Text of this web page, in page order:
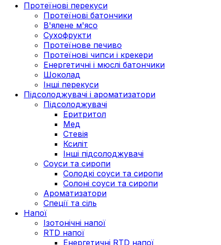
Протеїнові перекуси
Протеїнові батончики
В'ялене м'ясо
Сухофрукти
Протеїнове печиво
Протеїнові чипси і крекери
Енергетичні і мюслі батончики
Шоколад
Інші перекуси
Підсолоджувачі і ароматизатори
Підсолоджувачі
Еритритол
Мед
Стевія
Ксиліт
Інші підсолоджувачі
Соуси та сиропи
Солодкі соуси та сиропи
Солоні соуси та сиропи
Ароматизатори
Спеції та сіль
Напої
Ізотонічні напої
RTD напої
Енергетичні RTD напої